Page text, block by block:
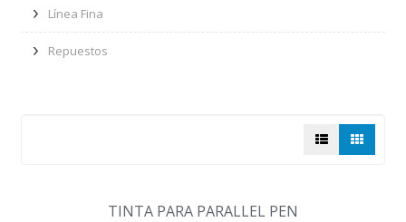
Línea Fina
Repuestos
TINTA PARA PARALLEL PEN